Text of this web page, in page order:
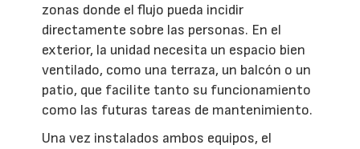
zonas donde el flujo pueda incidir
directamente sobre las personas. En el
exterior, la unidad necesita un espacio bien
ventilado, como una terraza, un balcón o un
patio, que facilite tanto su funcionamiento
como las futuras tareas de mantenimiento.
Una vez instalados ambos equipos, el